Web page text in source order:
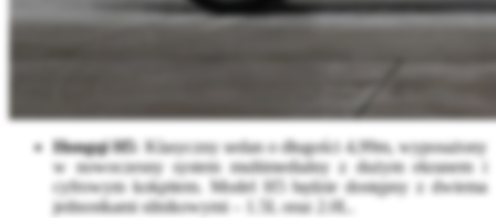
Hongqi H5: Klasyczny sedan o długości 4,99m, wyposażony
w nowoczesny system multimedialny z dużym ekranem i
cyfrowym kokpitem. Model H5 będzie dostępny z dwiema
jednostkami silnikowymi – 1.5L oraz 2.0L.